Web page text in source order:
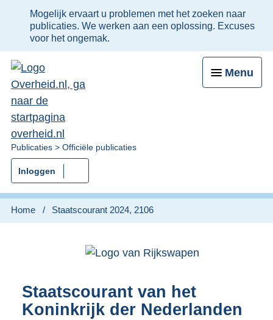
Ter
informatie:
Mogelijk ervaart u problemen met het zoeken naar
publicaties. We werken aan een oplossing. Excuses
voor het ongemak.
Menu
U
bent
nu
hier:
Publicaties Officiële publicaties
Inloggen
Home Staatscourant 2024, 2106
Staatscourant van het
Koninkrijk der Nederlanden